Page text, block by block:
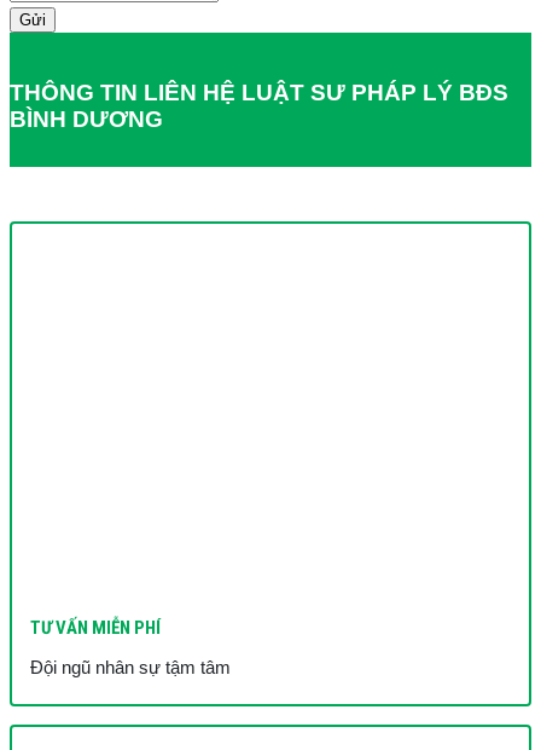
Gửi
THÔNG TIN LIÊN HỆ LUẬT SƯ PHÁP LÝ BĐS
BÌNH DƯƠNG
TƯ VẤN MIỄN PHÍ
Đội ngũ nhân sự tậm tâm